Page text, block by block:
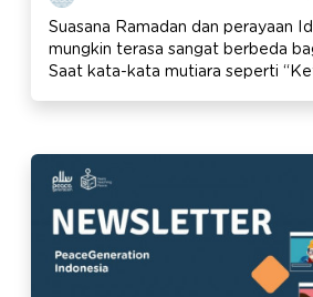
Suasana Ramadan dan perayaan
mungkin terasa sangat berbeda
Saat kata-kata mutiara seperti
memang tidak bisa jabatan tangan
memeluk sanak-saudara kita,
permohonan maaf yang tulus dari
kita masih bisa membuka pintu
bermaaf-maafan.